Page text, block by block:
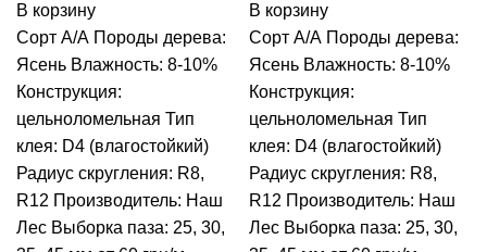
В корзину
Сорт А/А Породы дерева:
Ясень Влажность: 8-10%
Конструкция:
цельноломельная Тип
клея: D4 (влагостойкий)
Радиус скругления: R8,
R12 Производитель: Наш
Лес Выборка паза: 25, 30,
В корзину
Сорт А/А Породы дерева:
Ясень Влажность: 8-10%
Конструкция:
цельноломельная Тип
клея: D4 (влагостойкий)
Радиус скругления: R8,
R12 Производитель: Наш
Лес Выборка паза: 25, 30,